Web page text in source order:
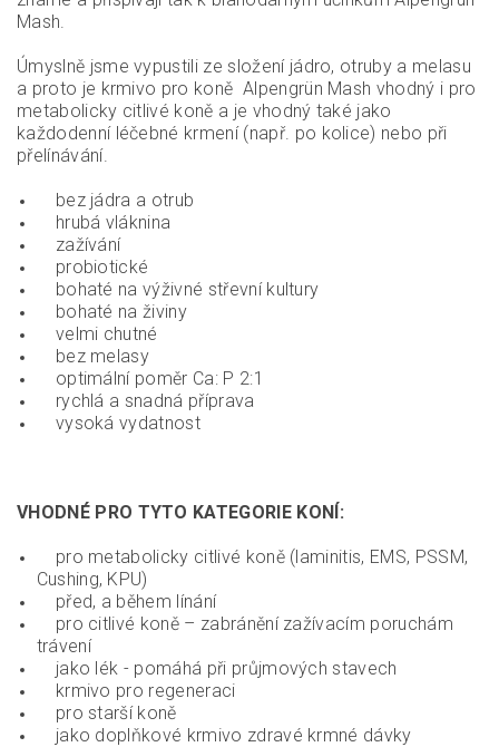
Mash.
Úmyslně jsme vypustili ze složení jádro, otruby a melasu
a proto je krmivo pro koně Alpengrün Mash vhodný i pro
metabolicky citlivé koně a je vhodný také jako
každodenní léčebné krmení (např. po kolice) nebo při
přelínávání.
bez jádra a otrub
hrubá vláknina
zažívání
probiotické
bohaté na výživné střevní kultury
bohaté na živiny
velmi chutné
bez melasy
optimální poměr Ca: P 2:1
rychlá a snadná příprava
vysoká vydatnost
VHODNÉ PRO TYTO KATEGORIE KONÍ:
pro metabolicky citlivé koně (laminitis, EMS, PSSM,
Cushing, KPU)
před, a během línání
pro citlivé koně – zabránění zažívacím poruchám
trávení
jako lék - pomáhá při průjmových stavech
krmivo pro regeneraci
pro starší koně
jako doplňkové krmivo zdravé krmné dávky